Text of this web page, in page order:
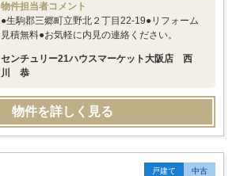
物件担当者コメント
●生駒郡三郷町立野北２丁目22-19●リフォーム
見積無料●お気軽に内見の連絡ください。
センチュリー21ハウスマーケット大阪店 西
川 恭
物件を詳しく見る
戸建て 中古